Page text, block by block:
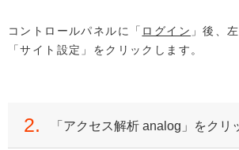
コントロールパネルに「 ログイン 」後、
「サイト設定」をクリックします。
2. 「アクセス解析 analog」をクリ